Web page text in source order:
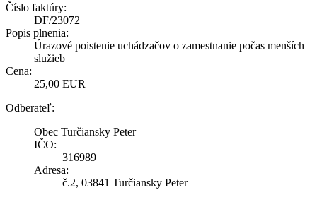
Číslo faktúry:
DF/23072
Popis plnenia:
Úrazové poistenie uchádzačov o zamestnanie počas menších
služieb
Cena:
25,00 EUR
Odberateľ:
Obec Turčiansky Peter
IČO:
316989
Adresa:
č.2, 03841 Turčiansky Peter